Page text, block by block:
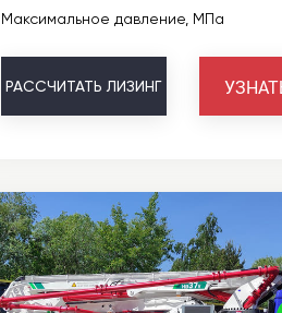
Максимальное давление, МПа
РАССЧИТАТЬ ЛИЗИНГ